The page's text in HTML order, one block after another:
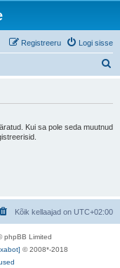
Logi sisse
Registreeru
Kui sa pole seda muutnud
Kõik kellaajad on UTC+02:00
phpBB Limited
© 2008*-2018